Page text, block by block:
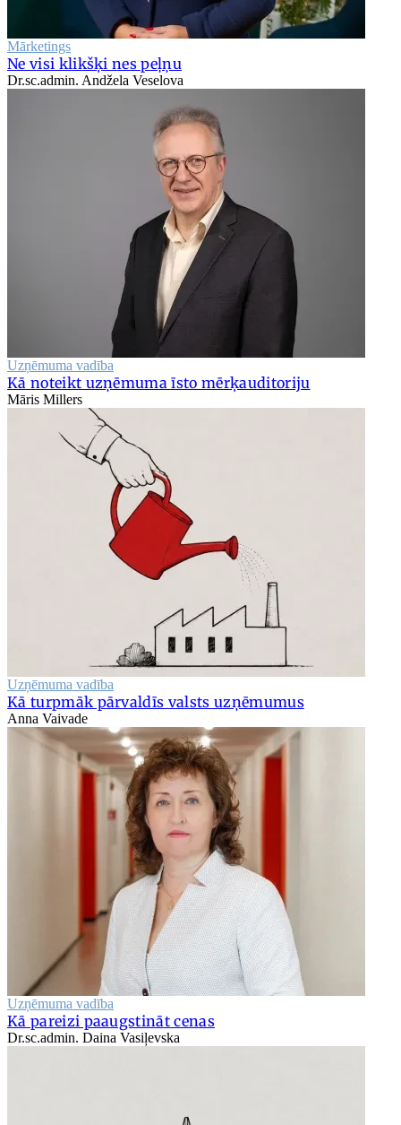
Mārketings
Ne visi klikšķi nes peļņu
Dr.sc.admin. Andžela Veselova
Uzņēmuma vadība
Kā noteikt uzņēmuma īsto mērķauditoriju
Māris Millers
Uzņēmuma vadība
Kā turpmāk pārvaldīs valsts uzņēmumus
Anna Vaivade
Uzņēmuma vadība
Kā pareizi paaugstināt cenas
Dr.sc.admin. Daina Vasiļevska